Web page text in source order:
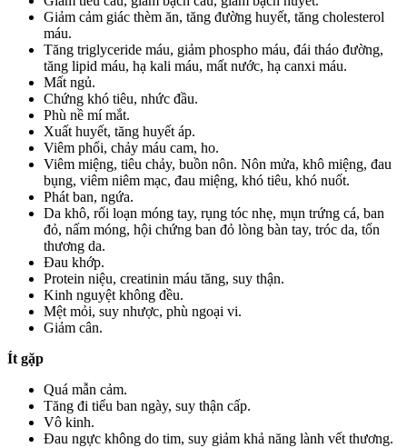
Giảm cảm giác thèm ăn, tăng đường huyết, tăng cholesterol
máu.
Tăng triglyceride máu, giảm phospho máu, đái tháo đường,
tăng lipid máu, hạ kali máu, mất nước, hạ canxi máu.
Mất ngủ.
Chứng khó tiêu, nhức đầu.
Phù nề mí mắt.
Xuất huyết, tăng huyết áp.
Viêm phổi, chảy máu cam, ho.
Viêm miệng, tiêu chảy, buồn nôn. Nôn mửa, khô miệng, đau
bụng, viêm niêm mạc, đau miệng, khó tiêu, khó nuốt.
Phát ban, ngứa.
Da khô, rối loạn móng tay, rụng tóc nhẹ, mụn trứng cá, ban
đỏ, nấm móng, hội chứng ban đỏ lòng bàn tay, tróc da, tổn
thương da.
Đau khớp.
Protein niệu, creatinin máu tăng, suy thận.
Kinh nguyệt không đều.
Mệt mỏi, suy nhược, phù ngoại vi.
Giảm cân.
Ít gặp
Quá mẫn cảm.
Tăng đi tiểu ban ngày, suy thận cấp.
Vô kinh.
Đau ngực không do tim, suy giảm khả năng lành vết thương.